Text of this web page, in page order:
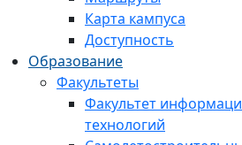
Карта кампуса
Доступность
Образование
Факультеты
Факультет
технологий